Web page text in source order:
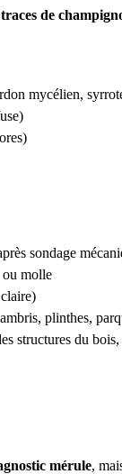
de
mycélien,
sondage
ou molle
plinthes,
structures du
mérule,